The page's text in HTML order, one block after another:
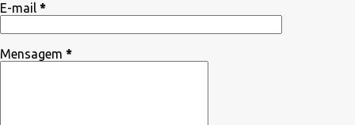
E-mail *
Mensagem *